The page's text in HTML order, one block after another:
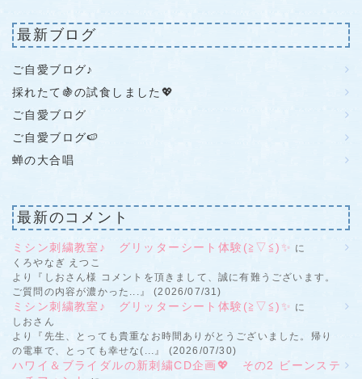
最新ブログ
ご自愛ブログ♪
採れたて🍇の試食しました💖
ご自愛ブログ
ご自愛ブログ🍉
蝉の大合唱
最新のコメント
ミシン刺繍教室♪ グリッターシート体験(≧▽≦)✨ に
くろやなぎ えつこ
より『しおさん様 コメントを頂きまして、誠に有難うございます。
ご質問の内容が濃かった...』 (2026/07/31)
ミシン刺繍教室♪ グリッターシート体験(≧▽≦)✨ に
しおさん
より『先生、とっても貴重なお時間ありがとうございました。帰り
の電車で、とっても幸せな(...』 (2026/07/30)
ハワイ＆ブライダルの新刺繍CD企画💖 その2 ビーンステ